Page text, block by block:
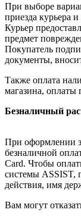
При выборе
приезда курьера
Курьер
предмет
Покупатель
документы,
Также оплата
магазина, оплаты
Безналичный
При оформлении
безналичной
Card. Чтобы
системы ASSIST,
действия, имя
Вам могут